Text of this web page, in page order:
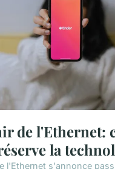
de l'Ethernet:
la
l'Ethernet s'annonce